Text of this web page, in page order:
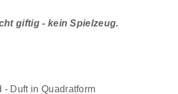
giftig - kein Spielzeug.
- Duft in Quadratform